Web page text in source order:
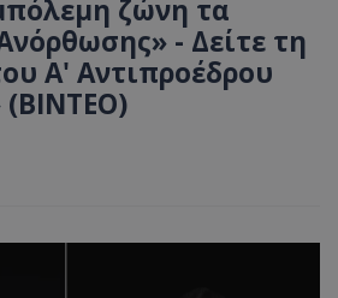
ζώνη τα
- Δείτε τη
Α' Αντιπροέδρου
(ΒΙΝΤΕΟ)